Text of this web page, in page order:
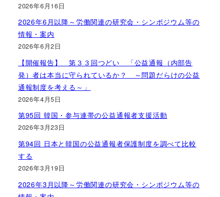
2026年6月16日
2026年6月以降～労働関連の研究会・シンポジウム等の
情報・案内
2026年6月2日
【開催報告】 第３３回つどい 「公益通報（内部告
発）者は本当に守られているか？ ～問題だらけの公益
通報制度を考える～」
2026年4月5日
第95回 韓国・参与連帯の公益通報者支援活動
2026年3月23日
第94回 日本と韓国の公益通報者保護制度を調べて比較
する
2026年3月19日
2026年3月以降～労働関連の研究会・シンポジウム等の